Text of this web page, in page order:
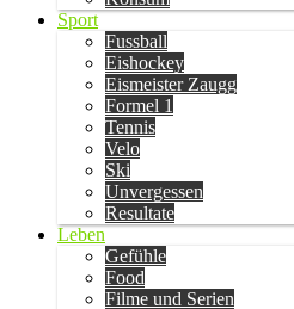
Sport
Fussball
Eishockey
Eismeister Zaugg
Formel 1
Tennis
Velo
Ski
Unvergessen
Resultate
Leben
Gefühle
Food
Filme und Serien